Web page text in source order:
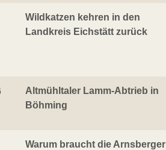
Wildkatzen kehren in den
Landkreis Eichstätt zurück
Altmühltaler Lamm-Abtrieb in
Böhming
Warum braucht die Arnsberger